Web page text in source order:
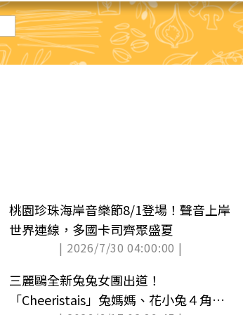
桃園珍珠海岸音樂節8/1登場！聲音上岸
世界連線，多國卡司齊聚盛夏
| 2026/7/30 04:00:00 |
三麗鷗全新兔兔女團出道！
「Cheeristais」兔媽媽、花小兔４角色